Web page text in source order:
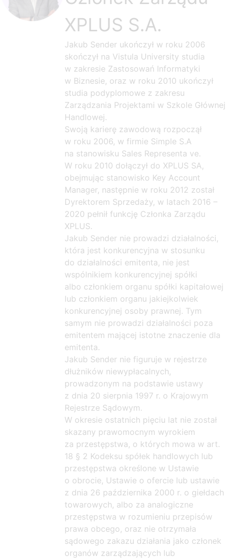
XPLUS S.A.
Jakub Sender ukończył w roku 2006
skończył na Vistula University studia
w zakresie Zastosowań Informatyki
w Biznesie, oraz w roku 2010 ukończył
studia podyplomowe z zakresu
Zarządzania Projektami w Szkole Głównej
Handlowej.
Swoją karierę zawodową rozpoczął
w roku 2006, w firmie Simple S.A
na stanowisku Sales Representa ve.
W roku 2010 dołączył do XPLUS SA,
obejmując stanowisko Key Account
Manager, następnie w roku 2012 został
Dyrektorem Sprzedaży, w latach 2016 –
2020 pełnił funkcję Członka Zarządu
XPLUS.
Jakub Sender nie prowadzi działalności,
która jest konkurencyjna w stosunku
do działalności emitenta, nie jest
wspólnikiem konkurencyjnej spółki
albo członkiem organu spółki kapitałowej
lub członkiem organu jakiejkolwiek
konkurencyjnej osoby prawnej. Tym
samym nie prowadzi działalności poza
emitentem mającej istotne znaczenie dla
emitenta.
Jakub Sender nie figuruje w rejestrze
dłużników niewypłacalnych,
prowadzonym na podstawie ustawy
z dnia 20 sierpnia 1997 r. o Krajowym
Rejestrze Sądowym.
W okresie ostatnich pięciu lat nie został
skazany prawomocnym wyrokiem
za przestępstwa, o których mowa w art.
18 § 2 Kodeksu spółek handlowych lub
przestępstwa określone w Ustawie
o obrocie, Ustawie o ofercie lub ustawie
z dnia 26 października 2000 r. o giełdach
towarowych, albo za analogiczne
przestępstwa w rozumieniu przepisów
prawa obcego, oraz nie otrzymała
sądowego zakazu działania jako członek
organów zarządzających lub